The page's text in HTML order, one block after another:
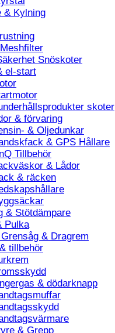
& Kylning
Snöskoter
el-start
skoter
& förvaring
& Oljedunkar
& GPS Hållare
Tillbehör
& Lådor
& räcken
& Stötdämpare
Pulka
& Dragrem
tillbehör
& dödarknapp
& Grepp